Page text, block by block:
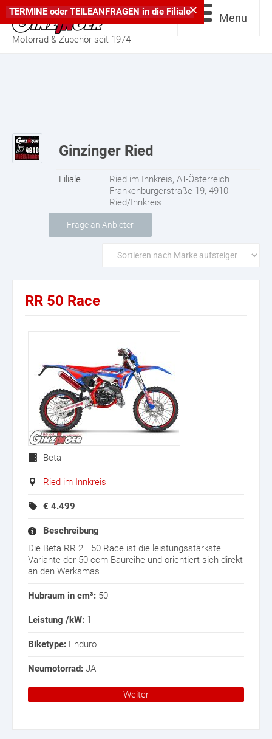
Motorrad & Zubehör seit 1974
Menu
Ginzinger Ried
Filiale
Ried im Innkreis, AT-Österreich
Frankenburgerstraße 19, 4910
Ried/Innkreis
Frage an Anbieter
RR 50 Race
Beta
Ried im Innkreis
€ 4.499
Beschreibung
Die Beta RR 2T 50 Race ist die leistungsstärkste
Variante der 50-ccm-Baureihe und orientiert sich direkt
an den Werksmas
Hubraum in cm³: 50
Leistung /kW: 1
Biketype: Enduro
Neumotorrad: JA
Weiter
×
TERMINE oderTEILEANFRAGEN in die Filiale